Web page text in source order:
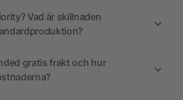
Vad är skillnaden
gratis frakt och hur